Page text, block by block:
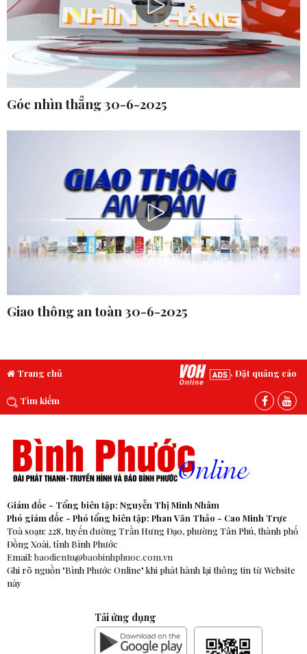
Góc nhìn thẳng 30-6-2025
Giao thông an toàn 30-6-2025
Trang chủ Đặt quảng cáo
Tìm kiếm
Giám đốc - Tổng biên tập: Nguyễn Thị Minh Nhâm
Phó giám đốc - Phó tổng biên tập: Phan Văn Thảo - Cao Minh Trực
Toà soạn: 228, tuyến đường Trần Hưng Đạo, phường Tân Phú, thành phố
Đồng Xoài, tỉnh Bình Phước
Email: baodientu@baobinhphuoc.com.vn
Ghi rõ nguồn "Bình Phước Online" khi phát hành lại thông tin từ Website
này
Tải ứng dụng